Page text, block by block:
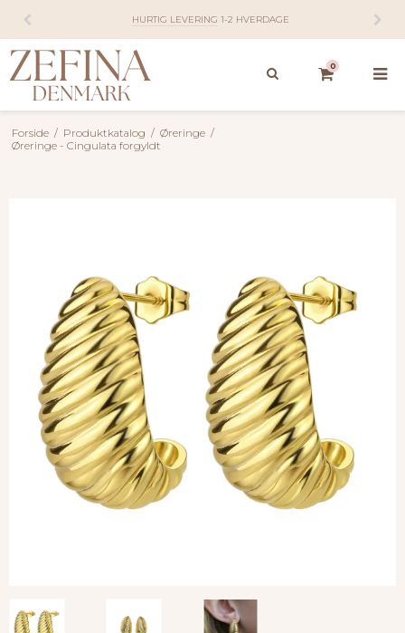
HURTIG LEVERING 1-2 HVERDAGE
0
Forside / Produktkatalog / Øreringe /
Øreringe - Cingulata forgyldt